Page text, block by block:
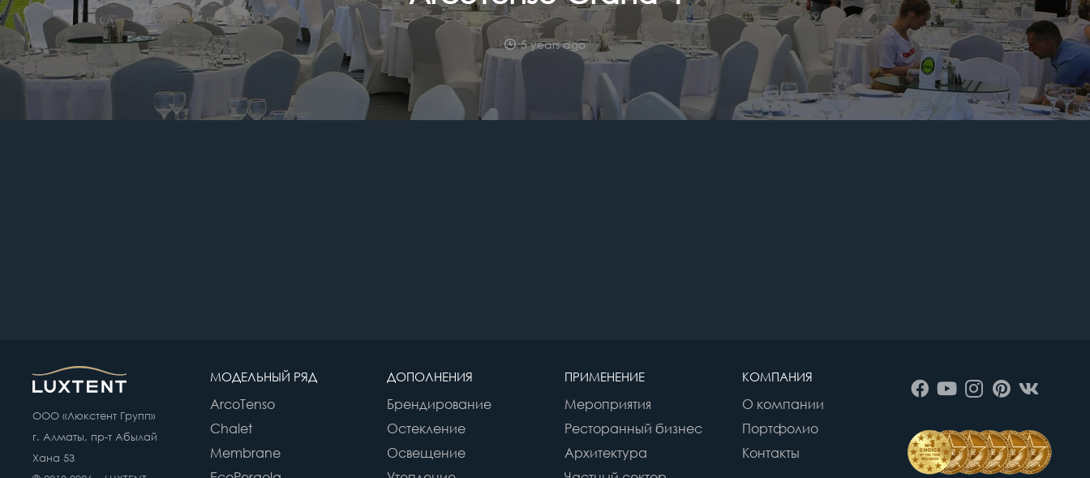
5 years ago
ООО «Люкстент Групп»
г. Алматы, пр-т Абылай
Хана 53
МОДЕЛЬНЫЙ РЯД
ArcoTenso
Chalet
Membrane
ДОПОЛНЕНИЯ
Брендирование
Остекление
Освещение
ПРИМЕНЕНИЕ
Мероприятия
Ресторанный бизнес
Архитектура
КОМПАНИЯ
О компании
Портфолио
Контакты